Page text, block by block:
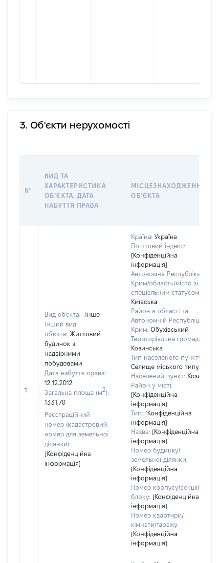
3. Об'єкти нерухомості
№
ВИД ТА
ХАРАКТЕРИСТИКА
ОБʼЄКТА, ДАТА
НАБУТТЯ ПРАВА
МІСЦЕЗНАХОДЖЕННЯ
ОБʼЄКТА
1
Вид об'єкта:
Інше
Інший вид
об'єкта: Житловий
будинок з
надвірними
побудовами
Дата набуття права:
12.12.2012
Загальна площа (м2):
1331,70
Реєстраційний
номер (кадастровий
номер для земельної
ділянки):
[Конфіденційна
інформація]
Країна: Україна
Поштовий індекс:
[Конфіденційна
інформація]
Автономна Республіка
Крим/область/місто зі
спеціальним статусом:
Київська
Район в області та
Автономній Республіці
Крим: Обухівський
Територіальна громада:
Козинська
Тип населеного пункту:
Селище міського типу
Населений пункт: Козин
Район у місті:
[Конфіденційна
інформація]
Тип: [Конфіденційна
інформація]
Назва: [Конфіденційна
інформація]
Номер будинку/
земельної ділянки:
[Конфіденційна
інформація]
Номер корпусу/секції/
блоку: [Конфіденційна
інформація]
Номер квартири/
кімнати/гаражу:
[Конфіденційна
інформація]